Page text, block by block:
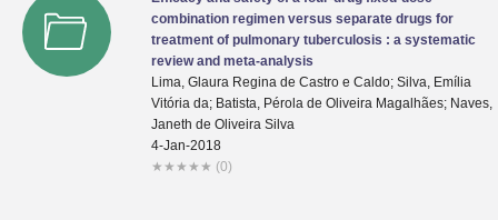
combination regimen versus separate drugs for
treatment of pulmonary tuberculosis : a systematic
review and meta-analysis
Lima, Glaura Regina de Castro e Caldo; Silva, Emília
Vitória da; Batista, Pérola de Oliveira Magalhães; Naves,
Janeth de Oliveira Silva
4-Jan-2018
★ ★ ★ ★ ★ (0)